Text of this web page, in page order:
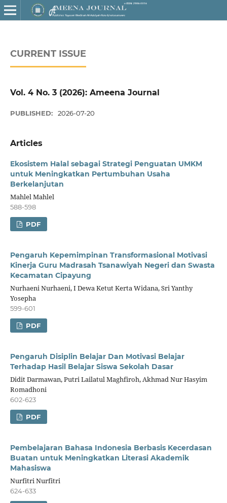
CURRENT ISSUE
Vol. 4 No. 3 (2026): Ameena Journal
PUBLISHED: 2026-07-20
Articles
Ekosistem Halal sebagai Strategi Penguatan UMKM
untuk Meningkatkan Pertumbuhan Usaha
Berkelanjutan
Mahlel Mahlel
588-598
PDF
Pengaruh Kepemimpinan Transformasional Motivasi
Kinerja Guru Madrasah Tsanawiyah Negeri dan Swasta
Kecamatan Cipayung
Nurhaeni Nurhaeni, I Dewa Ketut Kerta Widana, Sri Yanthy
Yosepha
599-601
PDF
Pengaruh Disiplin Belajar Dan Motivasi Belajar
Terhadap Hasil Belajar Siswa Sekolah Dasar
Didit Darmawan, Putri Lailatul Maghfiroh, Akhmad Nur Hasyim
Romadhoni
602-623
PDF
Pembelajaran Bahasa Indonesia Berbasis Kecerdasan
Buatan untuk Meningkatkan Literasi Akademik
Mahasiswa
Nurfitri Nurfitri
624-633